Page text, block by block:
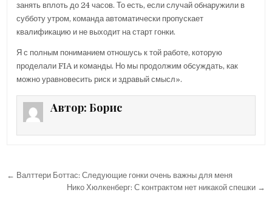
занять вплоть до 24 часов. То есть, если случай обнаружили в
субботу утром, команда автоматически пропускает
квалификацию и не выходит на старт гонки.
Я с полным пониманием отношусь к той работе, которую
проделали FIA и команды. Но мы продолжим обсуждать, как
можно уравновесить риск и здравый смысл».
Автор: Борис
← Валттери Боттас: Следующие гонки очень важны для меня
Нико Хюлкенберг: С контрактом нет никакой спешки →